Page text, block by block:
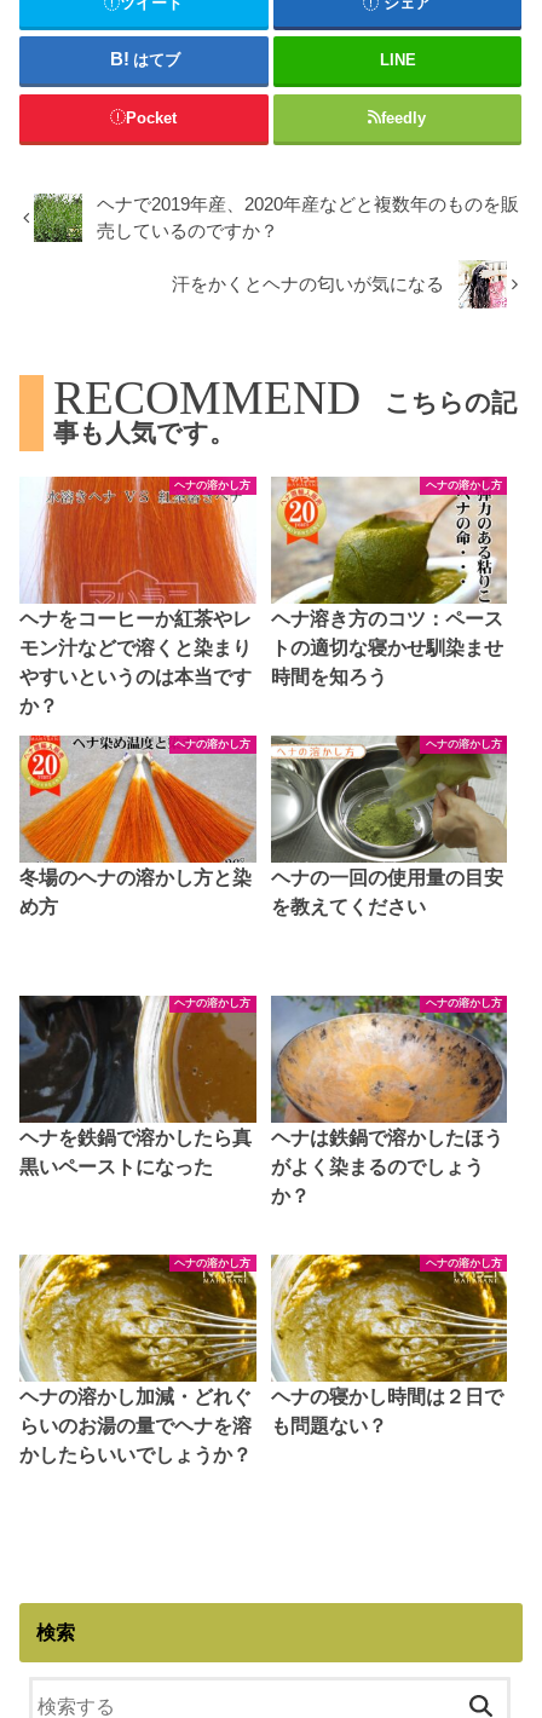
はてブ LINE
Pocket feedly
ヘナで2019年産、2020年産などと複数年のものを販
売しているのですか？
汗をかくとヘナの匂いが気になる
RECOMMEND
こちらの記
事も人気です。
ヘナの溶かし方
ヘナをコーヒーか紅茶やレ
モン汁などで溶くと染まり
やすいというのは本当です
か？
ヘナの溶かし方
ヘナ溶き方のコツ：ペース
トの適切な寝かせ馴染ませ
時間を知ろう
ヘナの溶かし方
冬場のヘナの溶かし方と染
め方
ヘナの溶かし方
ヘナの一回の使用量の目安
を教えてください
ヘナの溶かし方
ヘナを鉄鍋で溶かしたら真
黒いペーストになった
ヘナの溶かし方
ヘナは鉄鍋で溶かしたほう
がよく染まるのでしょう
か？
ヘナの溶かし方
ヘナの溶かし加減・どれぐ
らいのお湯の量でヘナを溶
かしたらいいでしょうか？
ヘナの溶かし方
ヘナの寝かし時間は２日で
も問題ない？
検索